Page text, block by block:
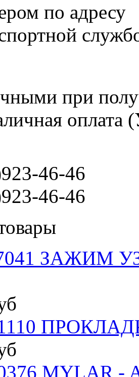
по адресу
при
46-46
46-46
ЗАЖИМ
MYLAR -